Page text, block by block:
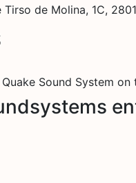
Tirso de Molina, 1C,
Sound System on